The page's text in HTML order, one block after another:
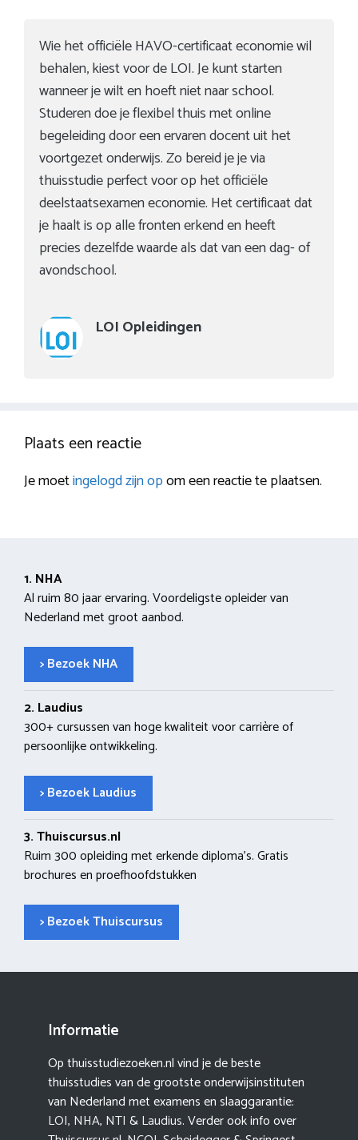
Wie het officiële HAVO-certificaat economie wil
behalen, kiest voor de LOI. Je kunt starten
wanneer je wilt en hoeft niet naar school.
Studeren doe je flexibel thuis met online
begeleiding door een ervaren docent uit het
voortgezet onderwijs. Zo bereid je je via
thuisstudie perfect voor op het officiële
deelstaatsexamen economie. Het certificaat dat
je haalt is op alle fronten erkend en heeft
precies dezelfde waarde als dat van een dag- of
avondschool.
LOI Opleidingen
Plaats een reactie
Je moetingelogd zijn opom een reactie te plaatsen.
1. NHA
Al ruim 80 jaar ervaring. Voordeligste opleider van
Nederland met groot aanbod.
> Bezoek NHA
2. Laudius
300+ cursussen van hoge kwaliteit voor carrière of
persoonlijke ontwikkeling.
> Bezoek Laudius
3. Thuiscursus.nl
Ruim 300 opleiding met erkende diploma’s. Gratis
brochures en proefhoofdstukken
> Bezoek Thuiscursus
Informatie
Op thuisstudiezoeken.nl vind je de beste
thuisstudies van de grootste onderwijsinstituten
van Nederland met examens en slaaggarantie:
LOI, NHA, NTI &Laudius. Verder ook info over